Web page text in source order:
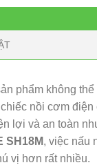
phẩm không thể
nồi cơm điện
lợi và an toàn
SH18M, việc nấu
vị hơn rất nhiều.